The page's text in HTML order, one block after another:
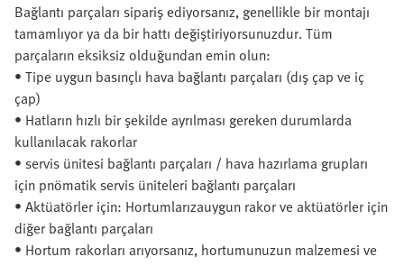
Bağlantı parçaları sipariş ediyorsanız, genellikle bir montajı
tamamlıyor ya da bir hattı değiştiriyorsunuzdur. Tüm
parçaların eksiksiz olduğundan emin olun:
• Tipe uygun basınçlı hava bağlantı parçaları (dış çap ve iç
çap)
• Hatların hızlı bir şekilde ayrılması gereken durumlarda
kullanılacak rakorlar
• servis ünitesi bağlantı parçaları / hava hazırlama grupları
için pnömatik servis üniteleri bağlantı parçaları
• Aktüatörler için: Hortumlarızauygun rakor ve aktüatörler için
diğer bağlantı parçaları
• Hortum rakorları arıyorsanız, hortumunuzun malzemesi ve